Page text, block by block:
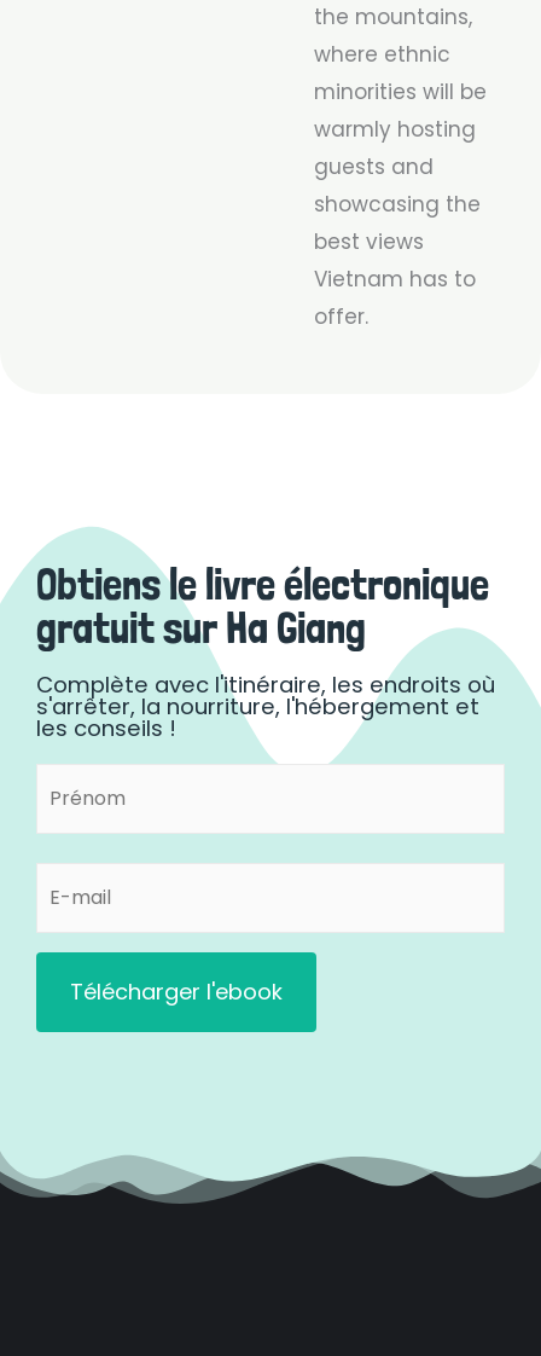
the mountains,
where ethnic
minorities will be
warmly hosting
guests and
showcasing the
best views
Vietnam has to
offer.
Obtiens le livre électronique
gratuit sur Ha Giang
Complète avec l'itinéraire, les endroits où
s'arrêter, la nourriture, l'hébergement et
les conseils !
Prénom
(Nécessaire)